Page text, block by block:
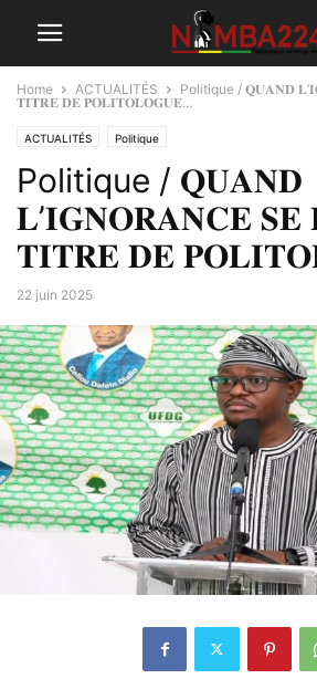
Home ACTUALITÉS
Politique / 𝐐𝐔𝐀𝐍𝐃
𝐓𝐈𝐓𝐑𝐄 𝐃𝐄 𝐏𝐎𝐋𝐈𝐓𝐎𝐋𝐎𝐆𝐔𝐄…
ACTUALITÉS Politique
Politique / 𝐐𝐔𝐀𝐍𝐃
𝐋’𝐈𝐆𝐍𝐎𝐑𝐀𝐍𝐂𝐄 𝐒𝐄
𝐓𝐈𝐓𝐑𝐄 𝐃𝐄
22 juin 2025